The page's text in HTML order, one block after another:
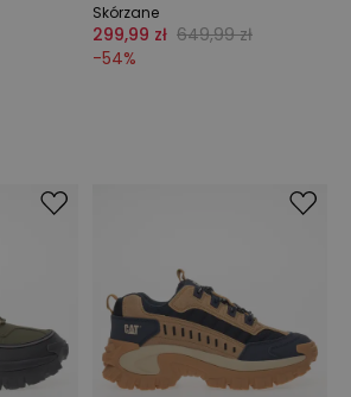
Skórzane
299,99 zł 649,99 zł
-54%